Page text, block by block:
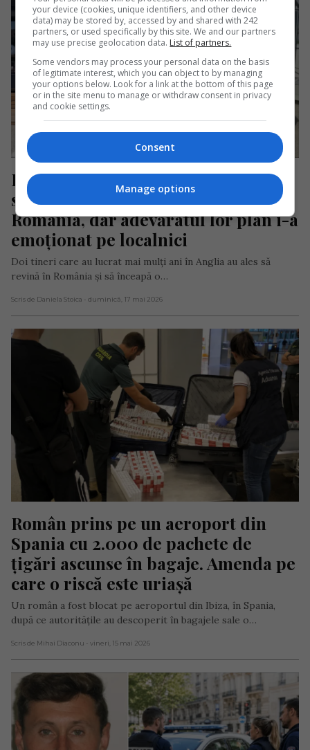
Doi tineri români întorși din
străinătate au deschis o afacere în
România, dar adevăratul lor plan i-a
emoționat pe localnici
Doi tineri care au lucrat mai mulți ani în Anglia au ales să
revină în România și să înceapă o…
Scris de Daniela Stoica - duminică, 17 mai 2026
Român prins pe un aeroport din
Spania cu 2.000 de pachete de
țigări ascunse în bagaje. Amenda pe
care o riscă este uriașă
Un român a fost blocat pe aeroportul din Ibiza, în Spania,
după ce autoritățile au descoperit în bagajele sale o…
Scris de Mihai Diaconu - vineri, 15 mai 2026
your device (cookies, unique identifiers, and other device
data) may be stored by, accessed by and shared with 242
partners, or used specifically by this site. We and our partners
may use precise geolocation data. List of partners.
Some vendors may process your personal data on the basis
of legitimate interest, which you can object to by managing
your options below. Look for a link at the bottom of this page
or in the site menu to manage or withdraw consent in privacy
and cookie settings.
Consent
Manage options